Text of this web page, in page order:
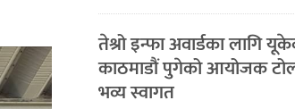
तेश्रो इन्फा अवार्डका लागि
काठमाडौं पुगेको आयोजक
भव्य स्वागत